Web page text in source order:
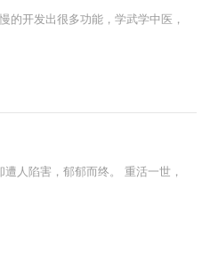
的开发出很多功能，学武学中医，
人陷害，郁郁而终。 重活一世，